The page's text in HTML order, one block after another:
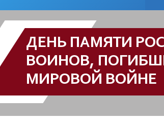
ДЕНЬ ПАМЯТИ
ВОИНОВ,
МИРОВОЙ ВОЙНЕ